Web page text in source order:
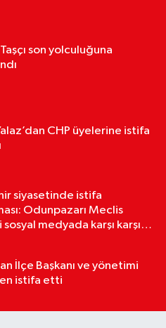
son yolculuğuna
CHP üyelerine istifa
siyasetinde istifa
Odunpazarı Meclis
medyada karşı karşıya
İlçe Başkanı ve yönetimi
istifa etti